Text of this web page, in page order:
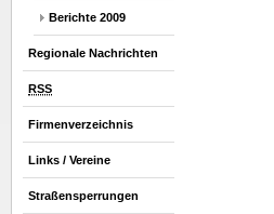
Berichte 2009
Regionale Nachrichten
RSS
Firmenverzeichnis
Links / Vereine
Straßensperrungen